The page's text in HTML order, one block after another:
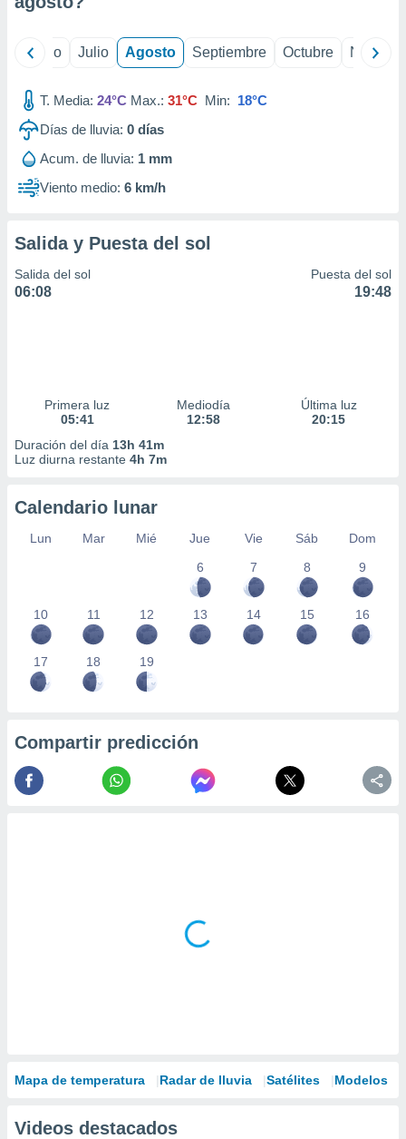
mediante
publicidad
publicidad
1199
Junio Julio Agosto Septiembre Octubre
T. Media: 24°C Max.: 31°C Min: 18°C
Días de lluvia: 0 días
Acum. de lluvia: 1 mm
Viento medio: 6 km/h
Salida y Puesta del sol
Salida del sol
06:08
Puesta del sol
19:48
Primera luz
05:41
Mediodía
12:58
Última luz
20:15
Duración del día 13h 41m
Luz diurna restante 4h 7m
Calendario lunar
Lun Mar Mié Jue Vie Sáb
Dom
6
7 8 9
10 11 12 13 14 15 16
17 18 19
Compartir predicción
Mapa de temperatura Radar de lluvia Satélites Modelos
Videos destacados